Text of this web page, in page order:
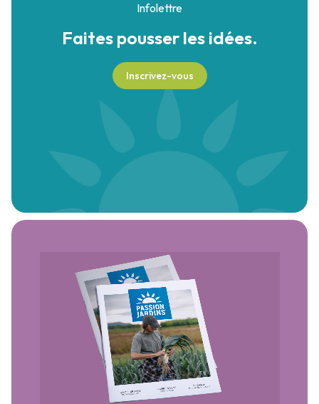
Infolettre
Faites pousserles idées.
Inscrivez-vous